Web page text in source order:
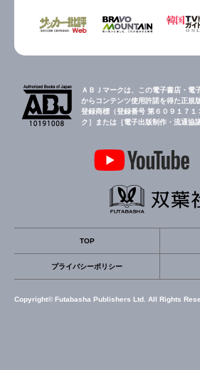
ＡＢＪマークは、この電子書店・電
からコンテンツ使用許諾を得た正規
登録商標（登録番号 第６０９１７
ク］または［電子出版制作・流通協
TOP
プライバシーポリシー
Copyright© Futabasha Publishers Ltd. All Rights